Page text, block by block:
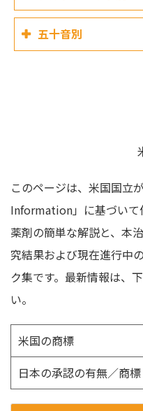
五十音別
このページは、米国国立
Information」に基づいて
薬剤の簡単な解説と、本
究結果および現在進行中
ク集です。最新情報は、
い。
米国の商標
日本の承認の有無／商標